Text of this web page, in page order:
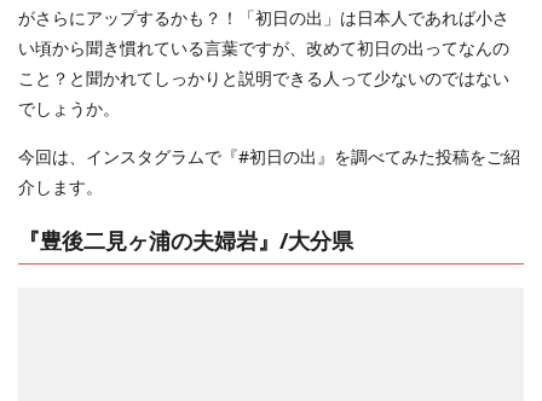
がさらにアップするかも？！「初日の出」は日本人であれば小さ
い頃から聞き慣れている言葉ですが、改めて初日の出ってなんの
こと？と聞かれてしっかりと説明できる人って少ないのではない
でしょうか。
今回は、インスタグラムで『#初日の出』を調べてみた投稿をご紹
介します。
『豊後二見ヶ浦の夫婦岩』/大分県